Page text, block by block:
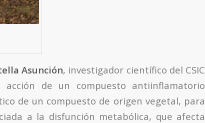
Asunción, investigador científico del CSIC
acción de un compuesto antiinflamatorio
de un compuesto de origen vegetal, para
a la disfunción metabólica, que afecta